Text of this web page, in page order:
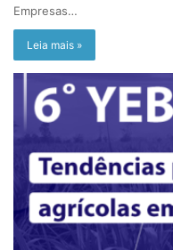
Empresas…
Leia mais »